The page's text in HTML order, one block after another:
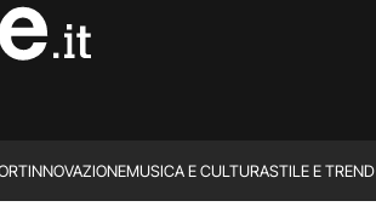
INNOVAZIONEMUSICA E CULTURASTILE E TREND